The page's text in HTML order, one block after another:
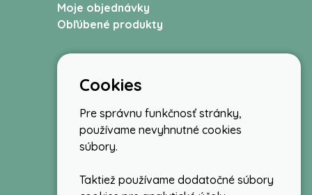
Moje objednávky
Obľúbené produkty
Cookies
Pre správnu funkčnosť stránky,
používame nevyhnutné cookies
súbory.
Taktiež používame dodatočné súbory